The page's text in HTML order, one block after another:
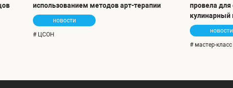
использованием методов арт-терапии
новости
# ЦСОН
провела для
кулинарный
новости
# мастер-класс